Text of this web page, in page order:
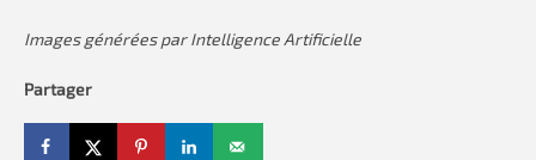
Images générées par Intelligence Artificielle
Partager